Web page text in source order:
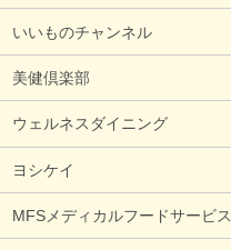
いいものチャンネル
美健倶楽部
ウェルネスダイニング
ヨシケイ
MFSメディカルフードサービス